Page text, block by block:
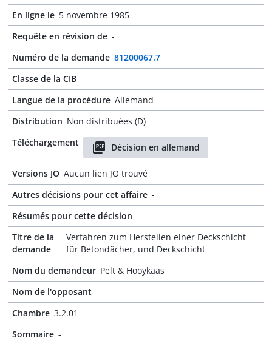
En ligne le 5 novembre 1985
Requête en révision de -
Numéro de la demande 81200067.7
Classe de la CIB -
Langue de la procédure Allemand
Distribution Non distribuées (D)
Téléchargement
Décision en allemand
Versions JO Aucun lien JO trouvé
Autres décisions pour cet affaire -
Résumés pour cette décision -
Titre de la
demande
Verfahren zum Herstellen einer Deckschicht
für Betondächer, und Deckschicht
Nom du demandeur Pelt & Hooykaas
Nom de l'opposant -
Chambre 3.2.01
Sommaire -